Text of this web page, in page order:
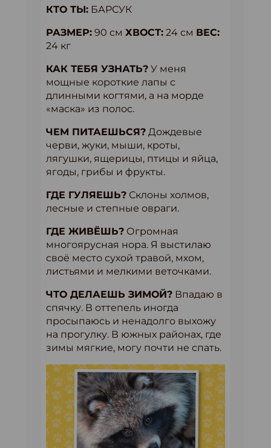
КТО ТЫ: БАРСУК
РАЗМЕР: 90 см ХВОСТ: 24 см ВЕС:
24 кг
КАК ТЕБЯ УЗНАТЬ? У меня
мощные короткие лапы с
длинными когтями, а на морде
«маска» из полос.
ЧЕМ ПИТАЕШЬСЯ? Дождевые
черви, жуки, мыши, кроты,
лягушки, ящерицы, птицы и яйца,
ягоды, грибы и фрукты.
ГДЕ ГУЛЯЕШЬ? Склоны холмов,
лесные и степные овраги.
ГДЕ ЖИВЁШЬ? Огромная
многоярусная нора. Я выстилаю
своё место сухой травой, мхом,
листьями и мелкими веточками.
ЧТО ДЕЛАЕШЬ ЗИМОЙ? Впадаю в
спячку. В оттепель иногда
просыпаюсь и ненадолго выхожу
на прогулку. В южных районах, где
зимы мягкие, могу почти не спать.